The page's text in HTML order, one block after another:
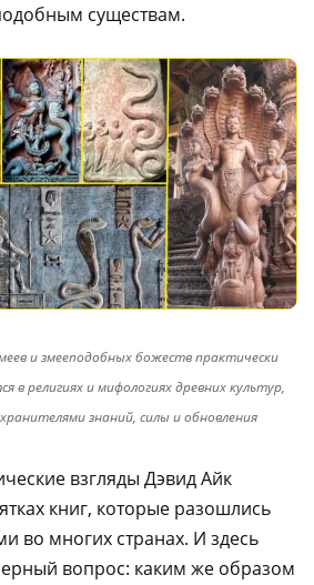
существам.
и змееподобных божеств практически
в религиях и мифологиях древних культур,
знаний, силы и обновления
взгляды Дэвид Айк
книг, которые разошлись
во многих странах. И здесь
вопрос: каким же образом